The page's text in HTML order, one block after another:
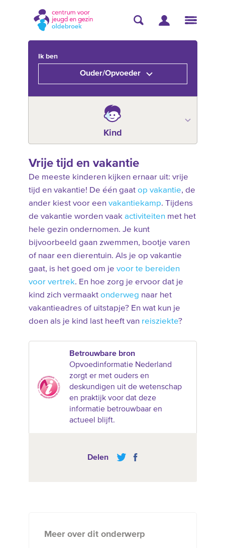
Ik ben
Ouder/Opvoeder
Kind
Vrije tijd en vakantie
De meeste kinderen kijken ernaar uit: vrije
tijd en vakantie! De één gaat op vakantie, de
ander kiest voor een vakantiekamp. Tijdens
de vakantie worden vaak activiteiten met het
hele gezin ondernomen. Je kunt
bijvoorbeeld gaan zwemmen, bootje varen
of naar een dierentuin. Als je op vakantie
gaat, is het goed om je voor te bereiden
voor vertrek. En hoe zorg je ervoor dat je
kind zich vermaakt onderweg naar het
vakantieadres of uitstapje? En wat kun je
doen als je kind last heeft van reisziekte?
Betrouwbare bron
Opvoedinformatie Nederland
zorgt er met ouders en
deskundigen uit de wetenschap
en praktijk voor dat deze
informatie betrouwbaar en
actueel blijft.
Delen
Meer over dit onderwerp